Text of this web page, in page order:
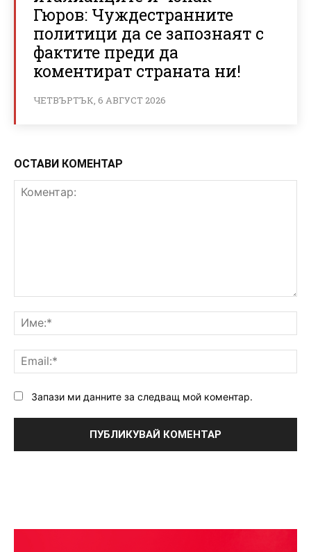
Гюров: Чуждестранните
политици да се запознаят с
фактите преди да
коментират страната ни!
ЧЕТВЪРТЪК, 6 АВГУСТ 2026
ОСТАВИ КОМЕНТАР
Запази ми данните за следващ мой коментар.